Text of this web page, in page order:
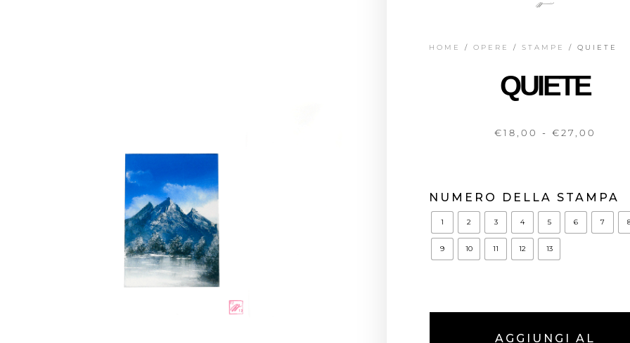
HOME / OPERE / STAMPE / QUIETE
QUIETE
€18,00 - €27,00
NUMERO DELLA STAMPA
1 2 3 4 5 6 7
9 10 11 12 13
AGGIUNGI AL